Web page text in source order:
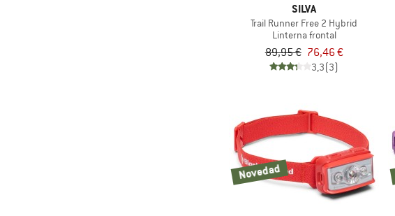
SILVA
Trail Runner Free 2 Hybrid
Linterna frontal
89,95 € 76,46 €
3,3(3)
Novedad